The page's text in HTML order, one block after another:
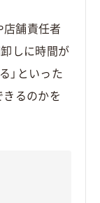
店舗責任者
卸しに時間が
」といった
きるのかを